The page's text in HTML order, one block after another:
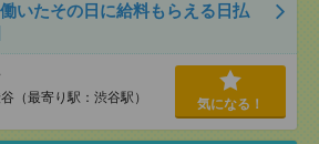
いたその日に給料もらえる日払
（最寄り駅：渋谷駅） 気になる！